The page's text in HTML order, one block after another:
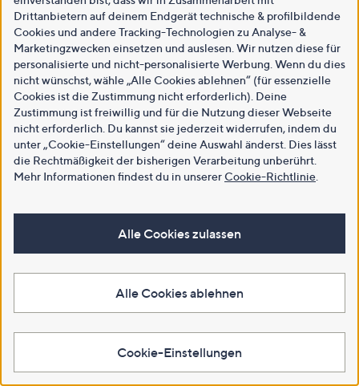
Drittanbietern auf deinem Endgerät technische & profilbildende
Cookies und andere Tracking-Technologien zu Analyse- &
Marketingzwecken einsetzen und auslesen. Wir nutzen diese für
personalisierte und nicht-personalisierte Werbung. Wenn du dies
nicht wünschst, wähle „Alle Cookies ablehnen“ (für essenzielle
Cookies ist die Zustimmung nicht erforderlich). Deine
Zustimmung ist freiwillig und für die Nutzung dieser Webseite
nicht erforderlich. Du kannst sie jederzeit widerrufen, indem du
unter „Cookie-Einstellungen“ deine Auswahl änderst. Dies lässt
die Rechtmäßigkeit der bisherigen Verarbeitung unberührt.
Mehr Informationen findest du in unsererCookie-Richtlinie
Alle Cookies zulassen
Alle Cookies ablehnen
Cookie-Einstellungen